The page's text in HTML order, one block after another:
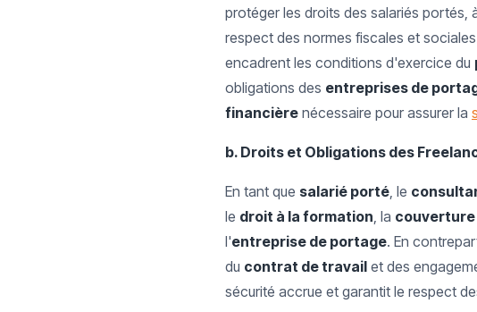
protéger les droits des salariés portés,
respect des normes fiscales et
encadrent les conditions d'exercice du
obligations des entreprises de
financière nécessaire pour assurer la
b. Droits et Obligations des
En tant que salarié porté, le
le droit à la formation, la
l'entreprise de portage. En
du contrat de travail et des
sécurité accrue et garantit le respect